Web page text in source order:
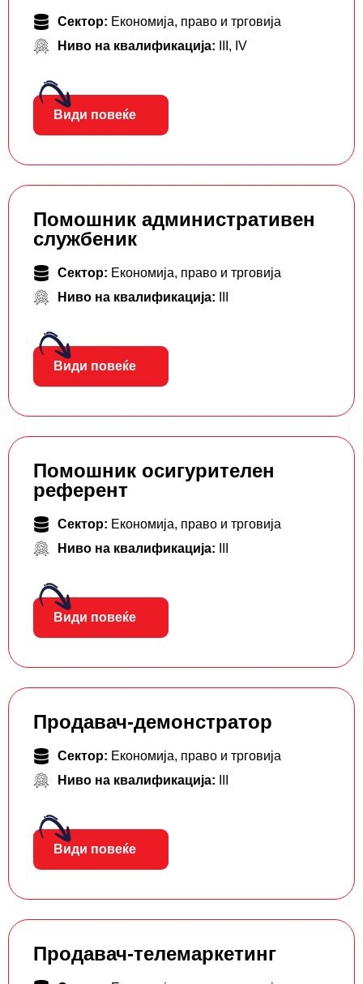
Сектор: Економија, право и трговија
Ниво на квалификација:
, IV
Види повеќе
Помошник административен
службеник
Сектор: Економија, право и трговија
Ниво на квалификација:
Види повеќе
Помошник осигурителен
референт
Сектор: Економија, право и трговија
Ниво на квалификација:
Види повеќе
Продавач-демонстратор
Сектор: Економија, право и трговија
Ниво на квалификација:
Види повеќе
Продавач-телемаркетинг